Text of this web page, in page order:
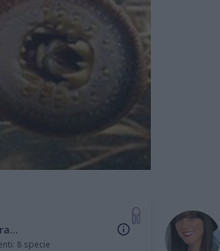
8 specie